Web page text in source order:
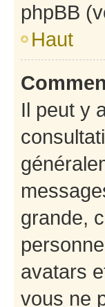
phpBB
Haut
Il peut y
grande,
avatars
vous ne